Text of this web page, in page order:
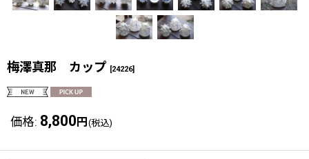
梅澤真那 カップ [24226]
価格: 8,800 円 (税込)